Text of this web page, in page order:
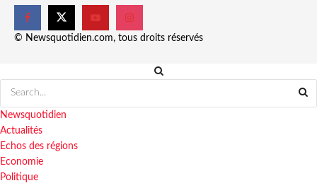
© Newsquotidien.com, tous droits réservés
Newsquotidien
Actualités
Echos des régions
Economie
Politique